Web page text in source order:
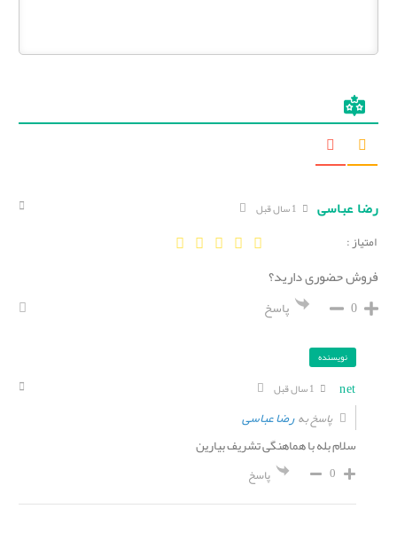
رضا عباسی
امتیاز :
فروش حضوری دارید؟
0 پاسخ
نویسنده
net
پاسخ بهرضا عباسی
سلام بله با هماهنگی تشریف بیارین
0 پاسخ